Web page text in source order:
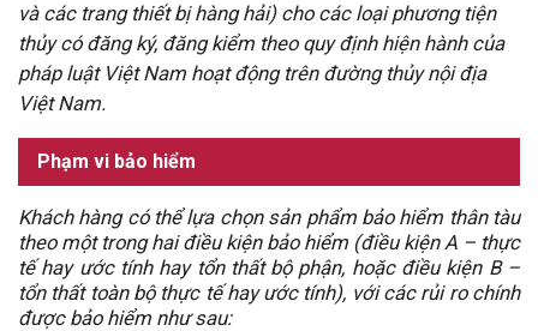
và các trang thiết bị hàng hải) cho các loại phương tiện
thủy có đăng ký, đăng kiểm theo quy định hiện hành của
pháp luật Việt Nam hoạt động trên đường thủy nội địa
Việt Nam.
Phạm vi bảo hiểm
Khách hàng có thể lựa chọn sản phẩm bảo hiểm thân tàu
theo một trong hai điều kiện bảo hiểm (điều kiện A – thực
tế hay ước tính hay tổn thất bộ phận, hoặc điều kiện B –
tổn thất toàn bộ thực tế hay ước tính), với các rủi ro chính
được bảo hiểm như sau: